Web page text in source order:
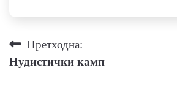
Навигација
на
Претходна:
Нудистички камп